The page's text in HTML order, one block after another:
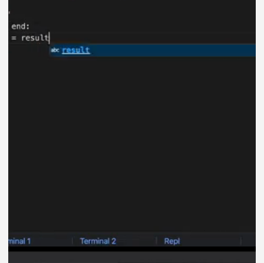
Образовательная лицензия
No Л035−1 298−77/1 989 008
от 14.03.2025г.
дадут обратную связь и проведут
ревью проектов.